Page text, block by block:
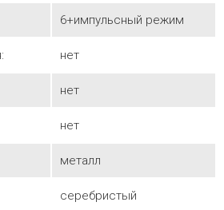
6+импульсный режим
нет
нет
нет
металл
серебристый